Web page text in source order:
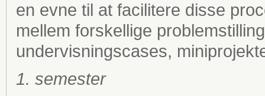
en evne til at facilitere disse
mellem forskellige
undervisningscases,
1. semester